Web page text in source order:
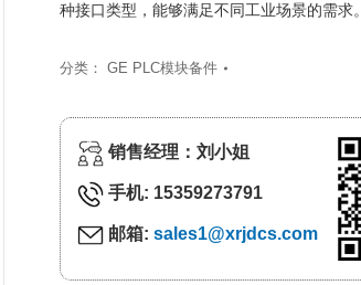
种接口类型，能够满足不同工业场景的需求。
分类： GE PLC模块备件
销售经理：刘小姐
手机: 15359273791
邮箱: sales1@xrjdcs.com